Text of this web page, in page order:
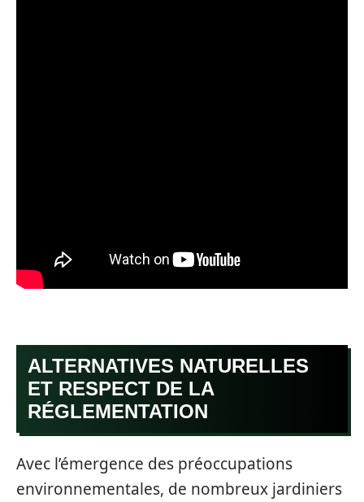
ALTERNATIVES NATURELLES
ET RESPECT DE LA
RÉGLEMENTATION
Avec l’émergence des préoccupations
environnementales, de nombreux jardiniers